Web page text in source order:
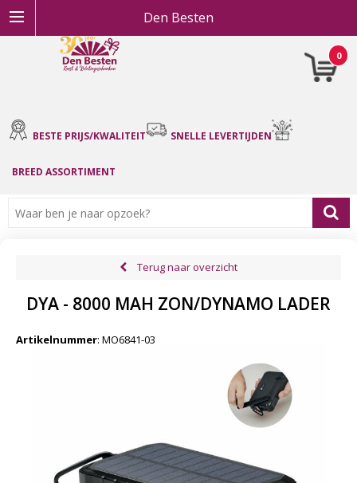
Den Besten
0
BESTE PRIJS/KWALITEIT SNELLE LEVERTIJDEN
BREED ASSORTIMENT
Terug naar overzicht
DYA - 8000 MAH ZON/DYNAMO LADER
Artikelnummer: MO6841-03